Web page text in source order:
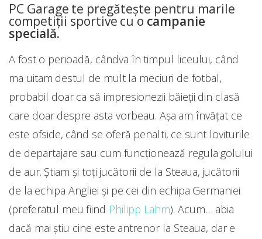
PC Garage te pregătește pentru marile
competiții sportive cu o campanie
specială.
A fost o perioadă, cândva în timpul liceului, când
ma uitam destul de mult la meciuri de fotbal,
probabil doar ca să impresionezii băieții din clasă
care doar despre asta vorbeau. Așa am învățat ce
este ofside, când se oferă penalti, ce sunt loviturile
de departajare sau cum funcționează regula golului
de aur. Știam și toți jucătorii de la Steaua, jucătorii
de la echipa Angliei și pe cei din echipa Germaniei
(preferatul meu fiind Philipp Lahm). Acum… abia
dacă mai știu cine este antrenor la Steaua, dar e